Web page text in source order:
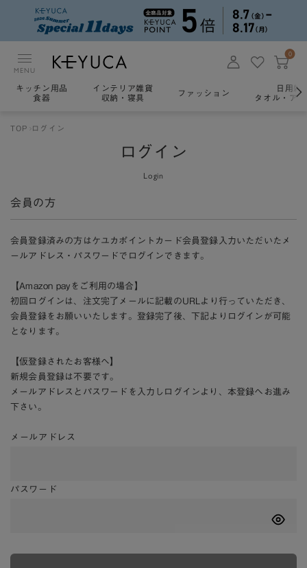
MENU
0
キッチン用品
食器
インテリア雑貨
収納・寝具
ファッション
日用雑
タオル・ア
TOP ログイン
ログイン
Login
会員の方
会員登録済みの方はケユカポイントカード会員登録入力いただいたメ
ールアドレス・パスワードでログインできます。
【Amazon payをご利用の場合】
初回ログインは、注文完了メールに記載のURLより行っていただき、
会員登録をお願いいたします。登録完了後、下記よりログインが可能
となります。
【仮登録されたお客様へ】
新規会員登録は不要です。
メールアドレスとパスワードを入力しログインより、本登録へお進み
下さい。
メールアドレス
パスワード